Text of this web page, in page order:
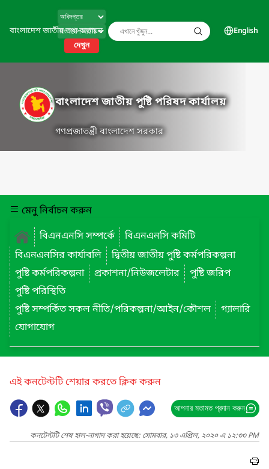
বাংলাদেশ জাতীয় তথ্য বাতায়ন
দেখুন
English
বাংলাদেশ জাতীয় পুষ্টি পরিষদ কার্যালয়
গণপ্রজাতন্ত্রী বাংলাদেশ সরকার
মেনু নির্বাচন করুন
বিএনএনসি সম্পর্কে
বিএনএনসি কমিটি
বিএনএনসির কার্যাবলি
দ্বিতীয় জাতীয় পুষ্টি কর্মপরিকল্পনা
পুষ্টি কর্মপরিকল্পনা
প্রকাশনা/নিউজলেটার
পুষ্টি জরিপ
পুষ্টি পরিস্থিতি
পুষ্টি সম্পর্কিত সকল নীতি/পরিকল্পনা/আইন/কৌশল
গ্যালারি
যোগাযোগ
এই কনটেন্টটি শেয়ার করতে ক্লিক করুন
আপনার মতামত প্রদান করুন
কনটেন্টটি শেষ হাল-নাগাদ করা হয়েছে: সোমবার, ১৩ এপ্রিল, ২০২০ এ ১২:৩৩ PM